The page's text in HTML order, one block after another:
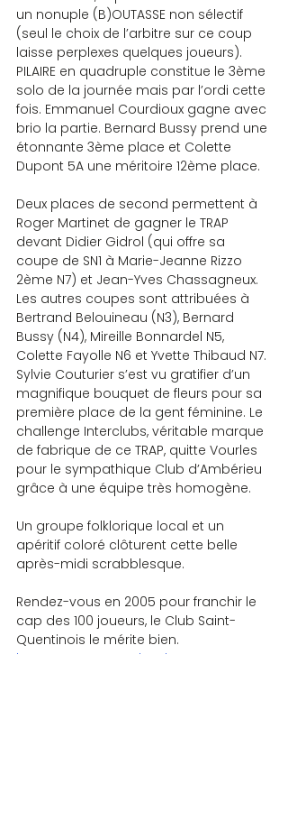
un nonuple (B)OUTASSE non sélectif
(seul le choix de l’arbitre sur ce coup
laisse perplexes quelques joueurs).
PILAIRE en quadruple constitue le 3ème
solo de la journée mais par l’ordi cette
fois. Emmanuel Courdioux gagne avec
brio la partie. Bernard Bussy prend une
étonnante 3ème place et Colette
Dupont 5A une méritoire 12ème place.
Deux places de second permettent à
Roger Martinet de gagner le TRAP
devant Didier Gidrol (qui offre sa
coupe de SN1 à Marie-Jeanne Rizzo
2ème N7) et Jean-Yves Chassagneux.
Les autres coupes sont attribuées à
Bertrand Belouineau (N3), Bernard
Bussy (N4), Mireille Bonnardel N5,
Colette Fayolle N6 et Yvette Thibaud N7.
Sylvie Couturier s’est vu gratifier d’un
magnifique bouquet de fleurs pour sa
première place de la gent féminine. Le
challenge Interclubs, véritable marque
de fabrique de ce TRAP, quitte Vourles
pour le sympathique Club d’Ambérieu
grâce à une équipe très homogène.
Un groupe folklorique local et un
apéritif coloré clôturent cette belle
après-midi scrabblesque.
Rendez-vous en 2005 pour franchir le
cap des 100 joueurs, le Club Saint-
Quentinois le mérite bien.
how to get your ex back